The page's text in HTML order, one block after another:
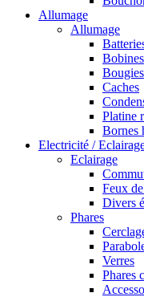
Allumage
Allumage
Bobines
Bougies
Caches
Platine
Bornes
Electricité /
Eclairage
Feux
Divers
Phares
Verres
Phares